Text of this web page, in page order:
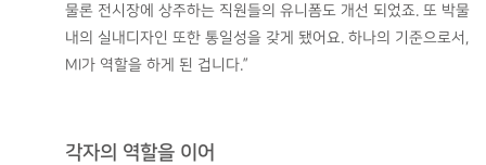
물론 전시장에 상주하는 직원들의 유니폼도 개선 되었죠. 또 박물관
내의 실내디자인 또한 통일성을 갖게 됐어요. 하나의 기준으로서,
MI가 역할을 하게 된 겁니다.”
각자의 역할을 이어